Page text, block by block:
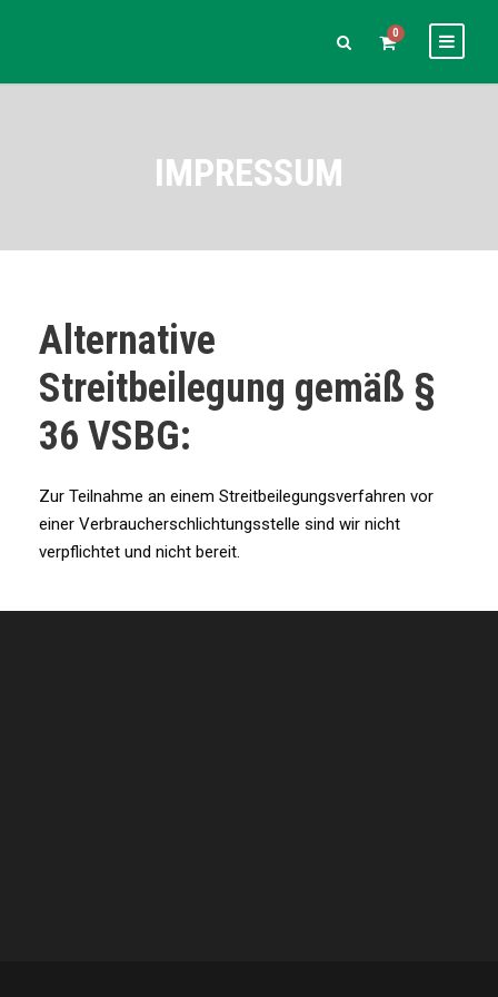
0
IMPRESSUM
Alternative
Streitbeilegung gemäß §
36 VSBG:
Zur Teilnahme an einem Streitbeilegungsverfahren vor
einer Verbraucherschlichtungsstelle sind wir nicht
verpflichtet und nicht bereit.